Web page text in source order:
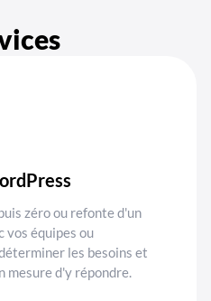
zéro ou refonte d'un
vos équipes ou
les besoins et
mesure d'y répondre.